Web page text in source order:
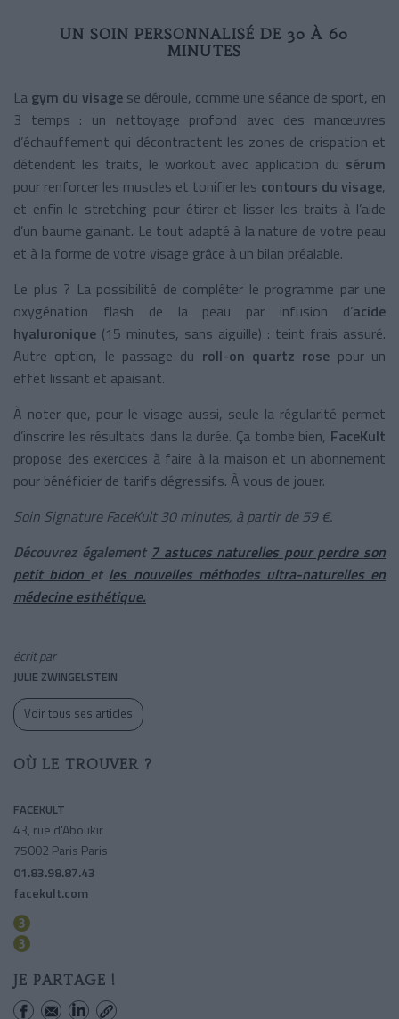
UN SOIN PERSONNALISÉ DE 30 À 60
MINUTES
La gym du visage se déroule, comme une séance de sport, en
3 temps : un nettoyage profond avec des manœuvres
d’échauffement qui décontractent les zones de crispation et
détendent les traits, le workout avec application du sérum
pour renforcer les muscles et tonifier les contours du visage,
et enfin le stretching pour étirer et lisser les traits à l’aide
d’un baume gainant. Le tout adapté à la nature de votre peau
et à la forme de votre visage grâce à un bilan préalable.
Le plus ? La possibilité de compléter le programme par une
oxygénation flash de la peau par infusion d’acide
hyaluronique (15 minutes, sans aiguille) : teint frais assuré.
Autre option, le passage du roll-on quartz rose pour un
effet lissant et apaisant.
À noter que, pour le visage aussi, seule la régularité permet
d’inscrire les résultats dans la durée. Ça tombe bien, FaceKult
propose des exercices à faire à la maison et un abonnement
pour bénéficier de tarifs dégressifs. À vous de jouer.
Soin Signature FaceKult 30 minutes, à partir de 59 €.
Découvrez également 7 astuces naturelles pour perdre son
petit bidon et les nouvelles méthodes ultra-naturelles en
médecine esthétique.
écrit par
JULIE ZWINGELSTEIN
Voir tous ses articles
OÙ LE TROUVER ?
FACEKULT
43, rue d'Aboukir
75002 Paris Paris
01.83.98.87.43
facekult.com
JE PARTAGE !